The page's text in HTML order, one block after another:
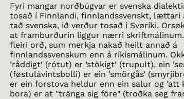
Fyri mangar norðbúgvar er svenska
tosað í Finnlandi, finnlandssvenskt, lættari
tað svenska, ið verður tosað í Svøríki.
at framburðurin liggur nærri skriftmálinum.
fleiri orð, sum merkja nakað heilt annað á
finnlandssvenskum enn á ríkismálinum.
’råddigt’ (rótut) er ’stökigt’ (trupult), ein
(føstulávintsbolli) er ein ’smörgås’
er ein forstova heldur enn ein salur og ’att
bora) er at "tränga sig före" (troðka seg